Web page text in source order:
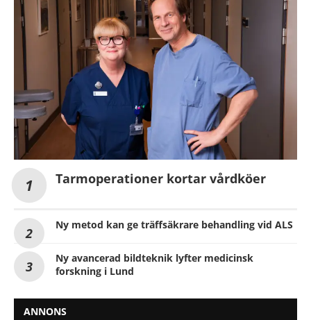
Tarmoperationer kortar vårdköer
Ny metod kan ge träffsäkrare behandling vid ALS
Ny avancerad bildteknik lyfter medicinsk
forskning i Lund
ANNONS